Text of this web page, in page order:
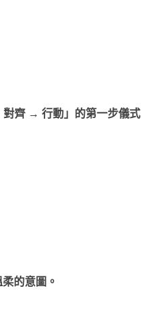
對齊 → 行動」的第一步儀式
的意圖。